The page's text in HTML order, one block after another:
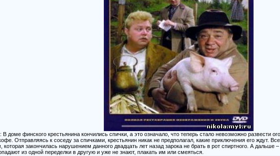
В доме финского крестьянина кончились спички, а это означало, что теперь стало невозможно развести
Отправляясь к соседу за спичками, крестьянин никак не предполагал, какие приключения его ждут.
которая закончилась нарушением данного двадцать лет назад зарока не брать в рот спиртного. А дальше
из одной переделки в другую и уже не знают, плакать им или смеяться.